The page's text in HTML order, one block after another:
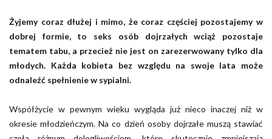
Żyjemy coraz dłużej i mimo, że coraz częściej pozostajemy w
dobrej formie, to seks osób dojrzałych wciąż pozostaje
tematem tabu, a przecież nie jest on zarezerwowany tylko dla
młodych. Każda kobieta bez względu na swoje lata może
odnaleźć spełnienie w sypialni.
Współżycie w pewnym wieku wygląda już nieco inaczej niż w
okresie młodzieńczym. Na co dzień osoby dojrzałe muszą stawiać